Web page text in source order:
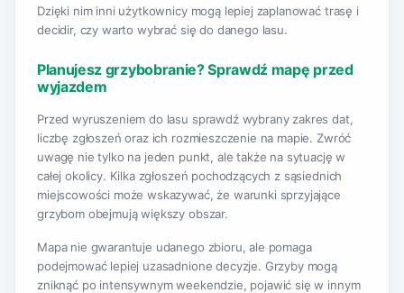
Dzięki nim inni użytkownicy mogą lepiej zaplanować trasę i
decidir, czy warto wybrać się do danego lasu.
Planujesz grzybobranie? Sprawdź mapę przed
wyjazdem
Przed wyruszeniem do lasu sprawdź wybrany zakres dat,
liczbę zgłoszeń oraz ich rozmieszczenie na mapie. Zwróć
uwagę nie tylko na jeden punkt, ale także na sytuację w
całej okolicy. Kilka zgłoszeń pochodzących z sąsiednich
miejscowości może wskazywać, że warunki sprzyjające
grzybom obejmują większy obszar.
Mapa nie gwarantuje udanego zbioru, ale pomaga
podejmować lepiej uzasadnione decyzje. Grzyby mogą
zniknąć po intensywnym weekendzie, pojawić się w innym